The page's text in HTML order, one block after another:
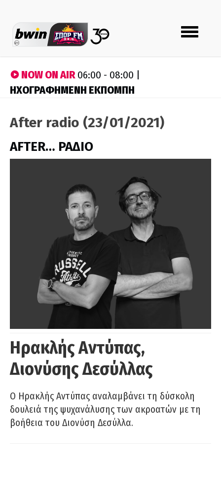
Toggle
navigation
NOW ON AIR06:00 - 08:00 |
ΗΧΟΓΡΑΦΗΜΕΝΗ ΕΚΠΟΜΠΗ
After radio (23/01/2021)
AFTER… ΡΑΔΙΟ
Ηρακλής Αντύπας,
Διονύσης Δεσύλλας
Ο Ηρακλής Αντύπας αναλαμβάνει τη δύσκολη
δουλειά της ψυχανάλυσης των ακροατών με τη
βοήθεια του Διονύση Δεσύλλα.